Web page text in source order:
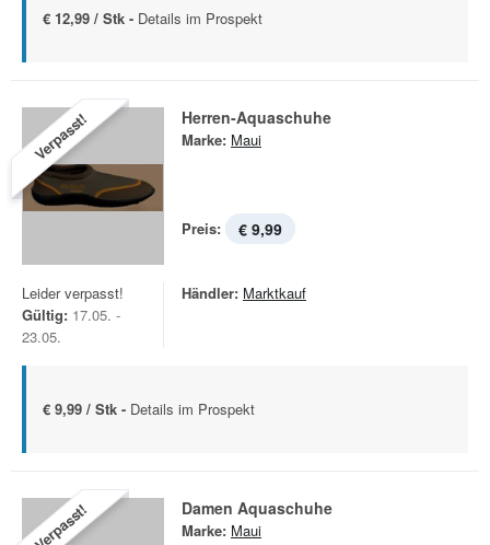
€ 12,99 / Stk - Details im Prospekt
Verpasst! Herren-Aquaschuhe
Marke: Maui
Preis: € 9,99
Leider verpasst!
Gültig: 17.05. -
23.05.
Händler: Marktkauf
€ 9,99 / Stk - Details im Prospekt
Verpasst! Damen Aquaschuhe
Marke: Maui